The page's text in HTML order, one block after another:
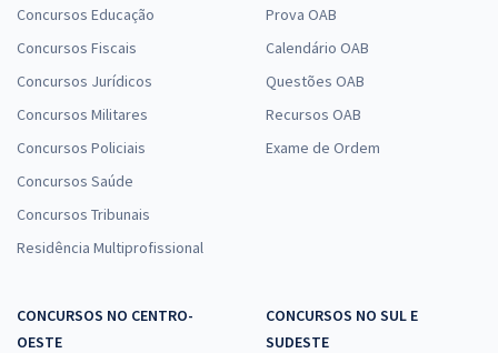
Concursos Educação
Concursos Fiscais
Concursos Jurídicos
Concursos Militares
Concursos Policiais
Concursos Saúde
Concursos Tribunais
Residência Multiprofissional
Prova OAB
Calendário OAB
Questões OAB
Recursos OAB
Exame de Ordem
CONCURSOS NO CENTRO-
OESTE
CONCURSOS NO SUL E
SUDESTE